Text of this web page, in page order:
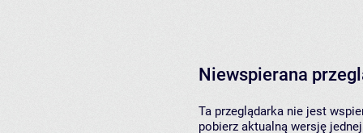
Niewspierana
Ta przeglądarka nie jest
pobierz aktualną wersję